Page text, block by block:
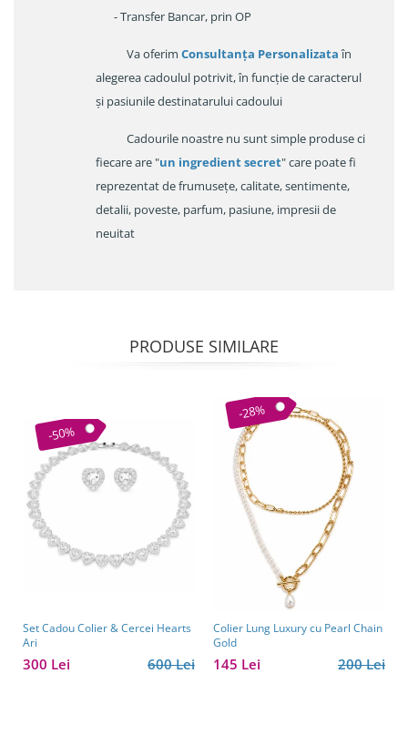
- Transfer Bancar, prin OP
Va oferim Consultanța Personalizataîn
alegerea cadoulul potrivit, în funcție de caracterul
și pasiunile destinatarului cadoului
Cadourile noastre nu sunt simple produse ci
fiecare are "un ingredient secret" care poate fi
reprezentat de frumusețe, calitate, sentimente,
detalii, poveste, parfum, pasiune, impresii de
neuitat
PRODUSE SIMILARE
-50%
Set Cadou Colier & Cercei Hearts
Ari
600 Lei
300 Lei
-28%
Colier Lung Luxury cu Pearl Chain
Gold
200 Lei
145 Lei